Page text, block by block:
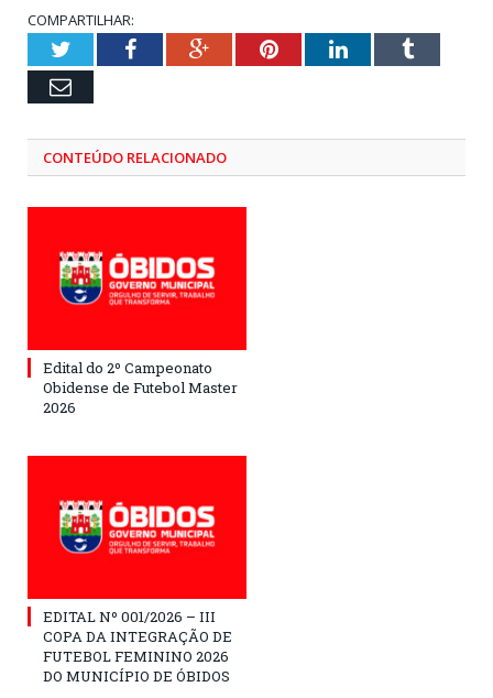
COMPARTILHAR:
TwitterFacebookGoogle+PinterestLinkedInTumblr
Email
CONTEÚDO RELACIONADO
Edital do 2º Campeonato
Obidense de Futebol Master
2026
EDITAL Nº 001/2026 – III
COPA DA INTEGRAÇÃO DE
FUTEBOL FEMININO 2026
DO MUNICÍPIO DE ÓBIDOS